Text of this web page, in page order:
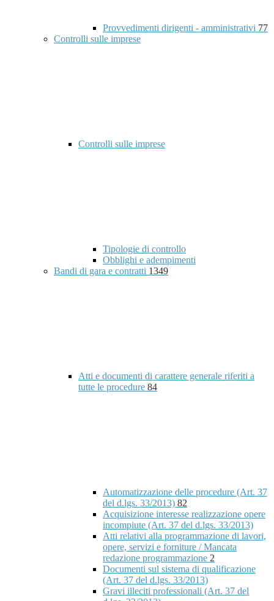
Provvedimenti dirigenti - amministrativi 77
Controlli sulle imprese
Controlli sulle imprese
Tipologie di controllo
Obblighi e adempimenti
Bandi di gara e contratti 1349
Atti e documenti di carattere generale riferiti a
tutte le procedure 84
Automatizzazione delle procedure (Art. 37
del d.lgs. 33/2013) 82
Acquisizione interesse realizzazione opere
incompiute (Art. 37 del d.lgs. 33/2013)
Atti relativi alla programmazione di lavori,
opere, servizi e forniture / Mancata
redazione programmazione 2
Documenti sul sistema di qualificazione
(Art. 37 del d.lgs. 33/2013)
Gravi illeciti professionali (Art. 37 del